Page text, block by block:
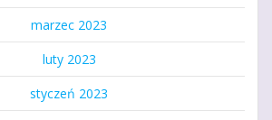
marzec 2023
luty 2023
styczeń 2023